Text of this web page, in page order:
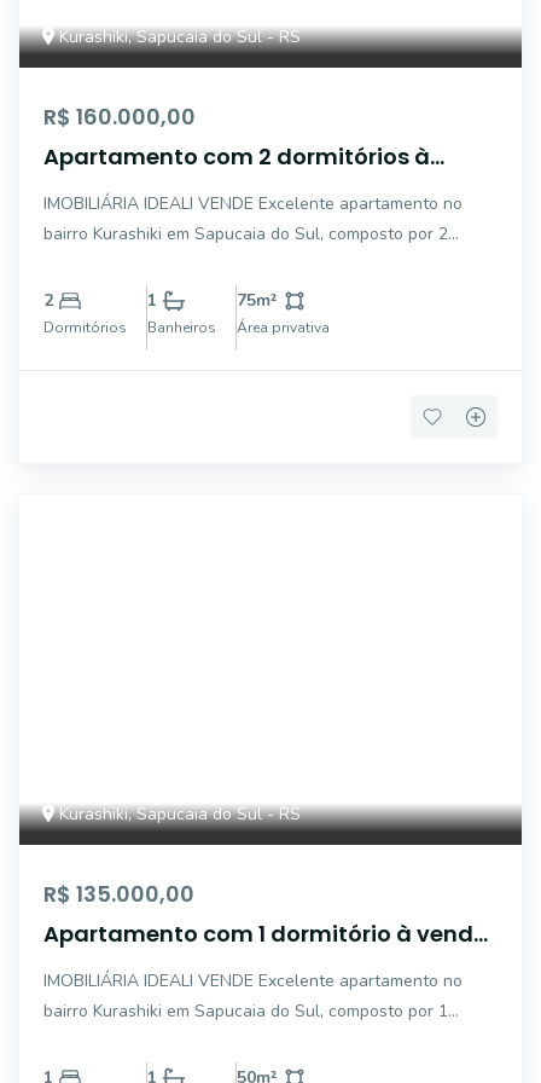
Kurashiki, Sapucaia do Sul - RS
R$ 160.000,00
Apartamento com 2 dormitórios à
do Sul
IMOBILIÁRIA IDEALI VENDE Excelente apartamento no
bairro Kurashiki em Sapucaia do Sul, composto por 2
Reformado, garagem individual. Condomínio com ótima
infraestrutura, portaria 24 horas, salão de fe
2
Dormitórios
1
Banheiros
75m²
Área privativa
Kurashiki, Sapucaia do Sul - RS
R$ 135.000,00
Apartamento com 1 dormitório à venda,
Sapucaia do Sul/RS
IMOBILIÁRIA IDEALI VENDE Excelente apartamento no
bairro Kurashiki em Sapucaia do Sul, composto por 1
garagem individual. Condomínio com ótima infraestrutura,
1 1 50m²